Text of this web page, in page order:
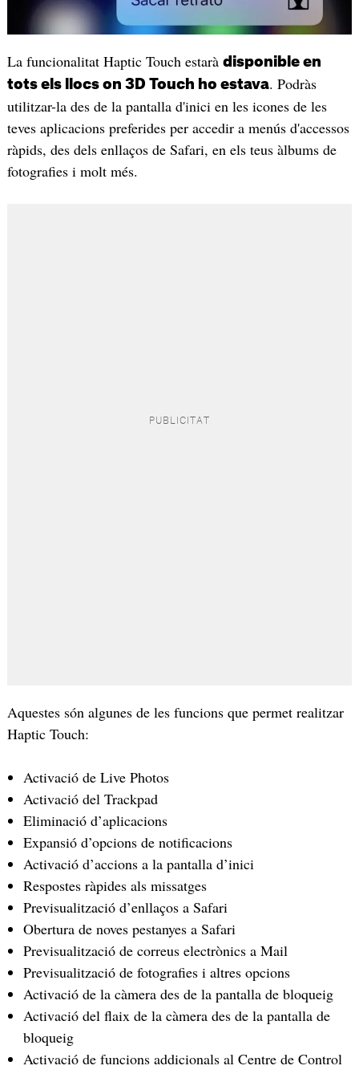
La funcionalitat Haptic Touch estarà disponible en
tots els llocs on 3D Touch ho estava. Podràs
utilitzar-la des de la pantalla d'inici en les icones de les
teves aplicacions preferides per accedir a menús d'accessos
ràpids, des dels enllaços de Safari, en els teus àlbums de
fotografies i molt més.
Aquestes són algunes de les funcions que permet realitzar
Haptic Touch:
Activació de Live Photos
Activació del Trackpad
Eliminació d’aplicacions
Expansió d’opcions de notificacions
Activació d’accions a la pantalla d’inici
Respostes ràpides als missatges
Previsualització d’enllaços a Safari
Obertura de noves pestanyes a Safari
Previsualització de correus electrònics a Mail
Previsualització de fotografies i altres opcions
Activació de la càmera des de la pantalla de bloqueig
Activació del flaix de la càmera des de la pantalla de
bloqueig
Activació de funcions addicionals al Centre de Control